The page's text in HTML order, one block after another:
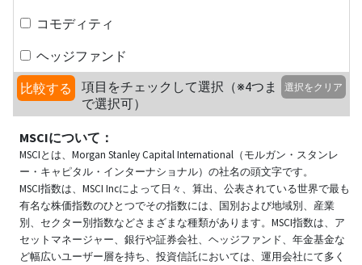
コモディティ
ヘッジファンド
比較する
項目をチェックして選択（※4つま
で選択可）
選択をクリア
MSCIについて：
MSCIとは、Morgan Stanley Capital International（モルガン・スタンレ
ー・キャピタル・インターナショナル）の社名の頭文字です。
MSCI指数は、MSCI Incによって日々、算出、公表されている世界で最も
有名な株価指数のひとつでその指数には、国別および地域別、産業
別、セクター別指数などさまざまな種類があります。MSCI指数は、ア
セットマネージャー、銀行や証券会社、ヘッジファンド、年金基金な
ど幅広いユーザー層を持ち、投資信託においては、運用会社にて多く